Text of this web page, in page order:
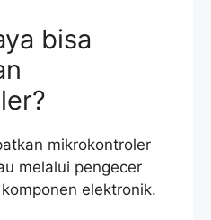
bisa
mikrokontroler
melalui pengecer
elektronik.